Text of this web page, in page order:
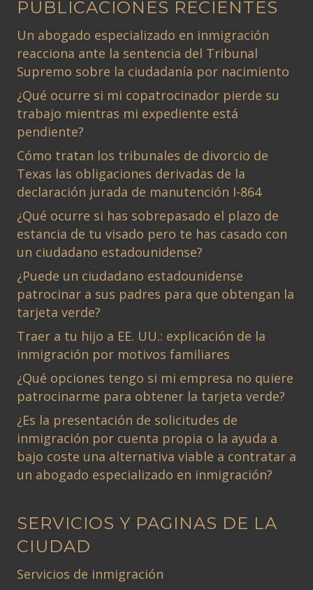
PUBLICACIONES RECIENTES
Un abogado especializado en inmigración
reacciona ante la sentencia del Tribunal
Supremo sobre la ciudadanía por nacimiento
¿Qué ocurre si mi copatrocinador pierde su
trabajo mientras mi expediente está
pendiente?
Cómo tratan los tribunales de divorcio de
Texas las obligaciones derivadas de la
declaración jurada de manutención I-864
¿Qué ocurre si has sobrepasado el plazo de
estancia de tu visado pero te has casado con
un ciudadano estadounidense?
¿Puede un ciudadano estadounidense
patrocinar a sus padres para que obtengan la
tarjeta verde?
Traer a tu hijo a EE. UU.: explicación de la
inmigración por motivos familiares
¿Qué opciones tengo si mi empresa no quiere
patrocinarme para obtener la tarjeta verde?
¿Es la presentación de solicitudes de
inmigración por cuenta propia o la ayuda a
bajo coste una alternativa viable a contratar a
un abogado especializado en inmigración?
SERVICIOS Y PAGINAS DE LA
CIUDAD
Servicios de inmigración